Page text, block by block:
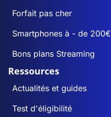
Forfait pas cher
Smartphones à - de 200€
Bons plans Streaming
Ressources
Actualités et guides
Test d'éligibilité